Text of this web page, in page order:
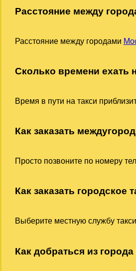
Расстояние между
Расстояние между городами
Сколько времени ехать
Время в пути на такси
Как заказать
Просто позвоните по номеру
Как заказать городское
Выберите местную службу
Как добраться из